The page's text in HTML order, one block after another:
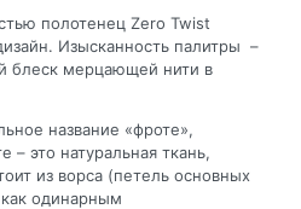
полотенец Zero Twist
Изысканность палитры –
блеск мерцающей нити в
название «фроте»,
– это натуральная ткань,
из ворса (петель основных
одинарным